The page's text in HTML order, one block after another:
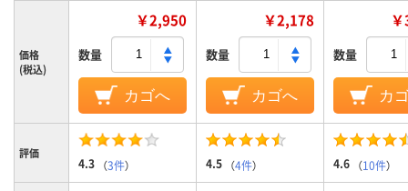
価格
(税込)
￥2,950
数量
カゴへ
￥2,178
数量
カゴへ
数量
カ
評価
4.3 （3件） 4.5 （4件） 4.6 （10件）